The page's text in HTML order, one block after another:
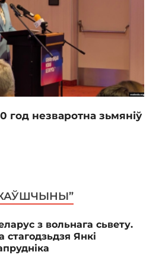
год незваротна зьмяніў
з вольнага сьвету.
стагодзьдзя Янкі